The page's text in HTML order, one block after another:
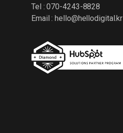
Tel : 070-4243-8828
Email :hello@hellodigital.kr